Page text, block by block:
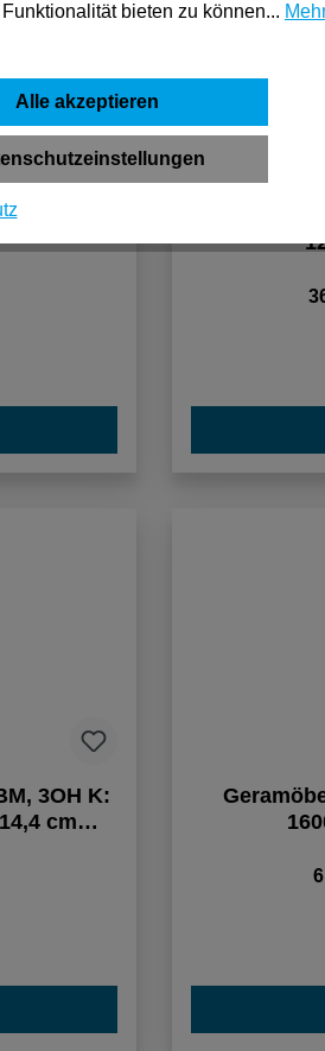
Weiß
3OH K:
cm
bieten zu können...
Alle akzeptieren